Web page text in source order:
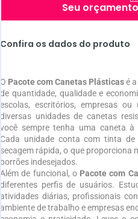
Seu
Confira os dados do produto
O Pacote com Canetas Plásticasé
de quantidade, qualidade e
escolas, escritórios, empresas
diversas unidades de canetas
você sempre tenha uma caneta
Cada unidade conta com tinta
secagem rápida, o que proporciona
borrões indesejados.
Além de funcional, o Pacote com
diferentes perfis de usuários.
atividades diárias, profissionais
ambiente de trabalho e empresas